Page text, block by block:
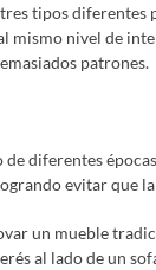
tipos
mismo nivel de
patrones.
diferentes
evitar que
un mueble
al lado de un